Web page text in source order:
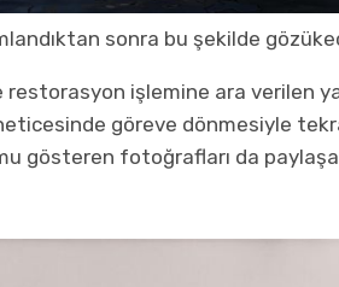
sonra bu şekilde
işlemine ara verilen
göreve dönmesiyle
gösteren fotoğrafları da